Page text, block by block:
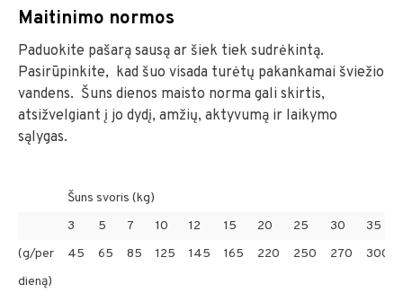
Maitinimo normos
Paduokite pašarą sausą ar šiek tiek sudrėkintą.
Pasirūpinkite, kad šuo visada turėtų pakankamai šviežio
vandens. Šuns dienos maisto norma gali skirtis,
atsižvelgiant į jo dydį, amžių, aktyvumą ir laikymo
sąlygas.
Šuns svoris (kg)
3
5 7 10 12 15 20 25 30
35
(g/per
dieną)
45 65 85 125 145 165 220 250 270 300